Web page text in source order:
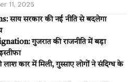
11, 2025
साय सरकार की नई नीति से बदलेगा
गुजरात की राजनीति में बड़ा
कार में मिली, गुस्साए लोगों ने संदिग्ध के